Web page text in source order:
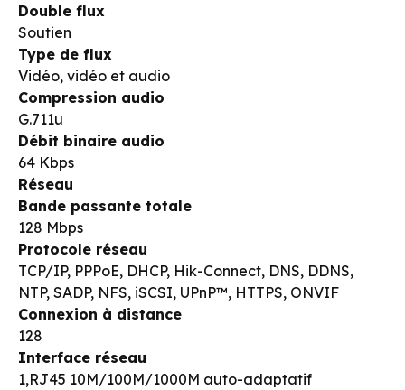
Double flux
Soutien
Type de flux
Vidéo, vidéo et audio
Compression audio
G.711u
Débit binaire audio
64 Kbps
Réseau
Bande passante totale
128 Mbps
Protocole réseau
TCP/IP, PPPoE, DHCP, Hik-Connect, DNS, DDNS,
NTP, SADP, NFS, iSCSI, UPnP™, HTTPS, ONVIF
Connexion à distance
128
Interface réseau
1,RJ45 10M/100M/1000M auto-adaptatif